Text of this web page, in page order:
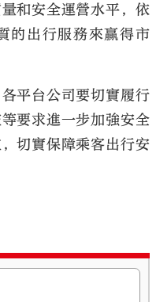
和安全運營水平，依
的出行服務來贏得市
平台公司要切實履行
要求進一步加強安全
切實保障乘客出行安